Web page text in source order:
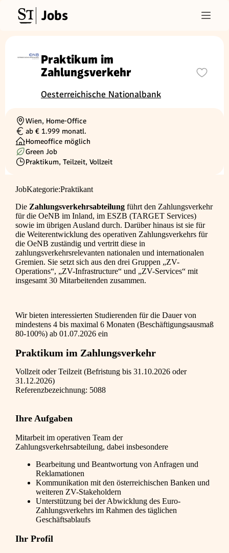
Jobs
Praktikum im
Zahlungsverkehr
Oesterreichische Nationalbank
Ortschaft
Wien, Home-Office
Gehalt
ab € 1.999 monatl.
Homeoffice möglich
Green Job
Beschäftigungsart
Praktikum, Teilzeit, Vollzeit
JobKategorie:Praktikant
Die Zahlungsverkehrsabteilung führt den Zahlungsverkehr
für die OeNB im Inland, im ESZB (TARGET Services)
sowie im übrigen Ausland durch. Darüber hinaus ist sie für
die Weiterentwicklung des operativen Zahlungsverkehrs für
die OeNB zuständig und vertritt diese in
zahlungsverkehrsrelevanten nationalen und internationalen
Gremien. Sie setzt sich aus den drei Gruppen „ZV-
Operations“, „ZV-Infrastructure“ und „ZV-Services“ mit
insgesamt 30 Mitarbeitenden zusammen.
Wir bieten interessierten Studierenden für die Dauer von
mindestens 4 bis maximal 6 Monaten (Beschäftigungsausmaß
80-100%) ab 01.07.2026 ein
Praktikum im Zahlungsverkehr
Vollzeit oder Teilzeit (Befristung bis 31.10.2026 oder
31.12.2026)
Referenzbezeichnung: 5088
Ihre Aufgaben
Mitarbeit im operativen Team der
Zahlungsverkehrsabteilung, dabei insbesondere
Bearbeitung und Beantwortung von Anfragen und
Reklamationen
Kommunikation mit den österreichischen Banken und
weiteren ZV-Stakeholdern
Unterstützung bei der Abwicklung des Euro-
Zahlungsverkehrs im Rahmen des täglichen
Geschäftsablaufs
Ihr Profil